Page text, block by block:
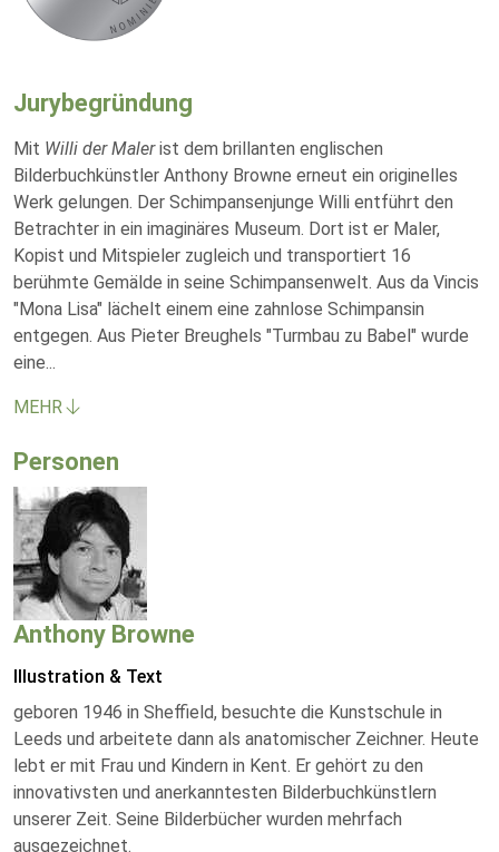
Jurybegründung
Mit Willi der Malerist dem brillanten englischen
Bilderbuchkünstler Anthony Browne erneut ein originelles
Werk gelungen. Der Schimpansenjunge Willi entführt den
Betrachter in ein imaginäres Museum. Dort ist er Maler,
Kopist und Mitspieler zugleich und transportiert 16
berühmte Gemälde in seine Schimpansenwelt. Aus da Vincis
"Mona Lisa" lächelt einem eine zahnlose Schimpansin
entgegen. Aus Pieter Breughels "Turmbau zu Babel" wurde
eine...
MEHR
Personen
Anthony Browne
Illustration & Text
geboren 1946 in Sheffield, besuchte die Kunstschule in
Leeds und arbeitete dann als anatomischer Zeichner. Heute
lebt er mit Frau und Kindern in Kent. Er gehört zu den
innovativsten und anerkanntesten Bilderbuchkünstlern
unserer Zeit. Seine Bilderbücher wurden mehrfach
ausgezeichnet.